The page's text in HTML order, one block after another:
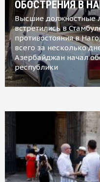
ОБОСТРЕНИЯ В
Высшие должностные
встретились в
противостояния в
всего за несколько
Азербайджан начал
республики